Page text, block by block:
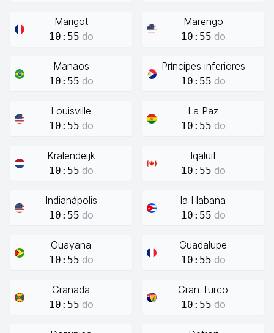
Marigot
10:55 do
Marengo
10:55 do
Manaos
10:55 do
Príncipes inferiores
10:55 do
Louisville
10:55 do
La Paz
10:55 do
Kralendeijk
10:55 do
Iqaluit
10:55 do
Indianápolis
10:55 do
la Habana
10:55 do
Guayana
10:55 do
Guadalupe
10:55 do
Granada
10:55 do
Gran Turco
10:55 do